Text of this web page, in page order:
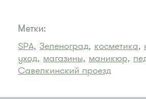
Метки:
SPA, Зеленоград, косметика,
уход, магазины, маникюр,
Савелкинский проезд